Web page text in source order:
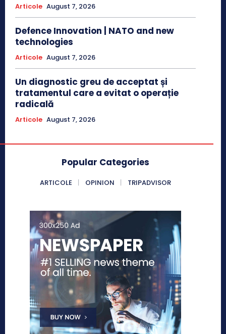
Articole August 7, 2026
Defence Innovation | NATO and new
technologies
Articole August 7, 2026
Un diagnostic greu de acceptat și
tratamentul care a evitat o operație
radicală
Articole August 7, 2026
Popular Categories
ARTICOLE OPINION TRIPADVISOR